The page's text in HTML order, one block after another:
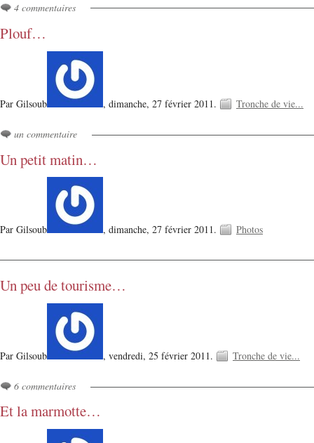
4 commentaires
Plouf…
Par Gilsoub , dimanche, 27 février 2011. Tronche de vie...
un commentaire
Un petit matin…
Par Gilsoub , dimanche, 27 février 2011. Photos
Un peu de tourisme…
Par Gilsoub , vendredi, 25 février 2011. Tronche de vie...
6 commentaires
Et la marmotte…